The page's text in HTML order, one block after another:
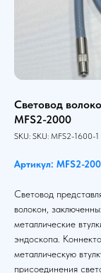
Световод
MFS2-2000
SKU: SKU: MFS2-1600-1
Артикул: MFS2-
Световод
волокон,
металлические
эндоскопа.
металлическую
присоединения